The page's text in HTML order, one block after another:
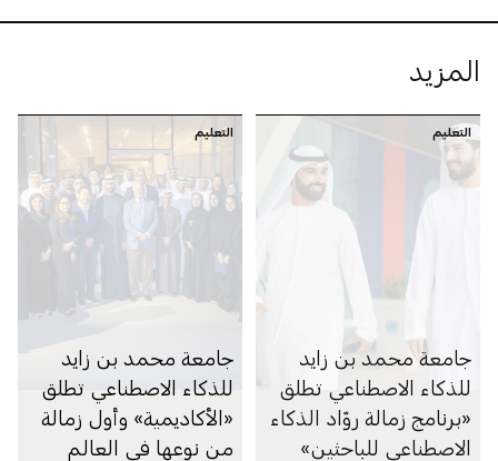
المزيد
التعليم
جامعة محمد بن زايد
للذكاء الاصطناعي تطلق
«برنامج زمالة روّاد الذكاء
الاصطناعي للباحثين»
التعليم
جامعة محمد بن زايد
للذكاء الاصطناعي تطلق
«الأكاديمية» وأول زمالة
من نوعها في العالم